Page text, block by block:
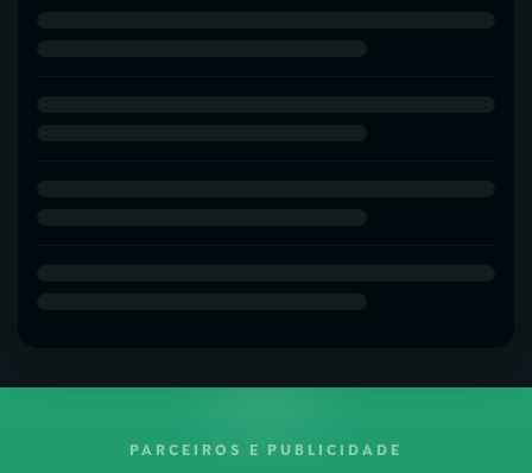
PARCEIROS E PUBLICIDADE